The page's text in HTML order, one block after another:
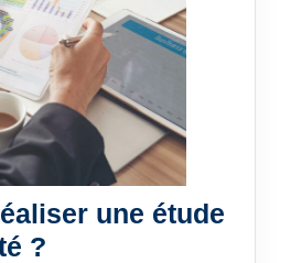
une étude
?